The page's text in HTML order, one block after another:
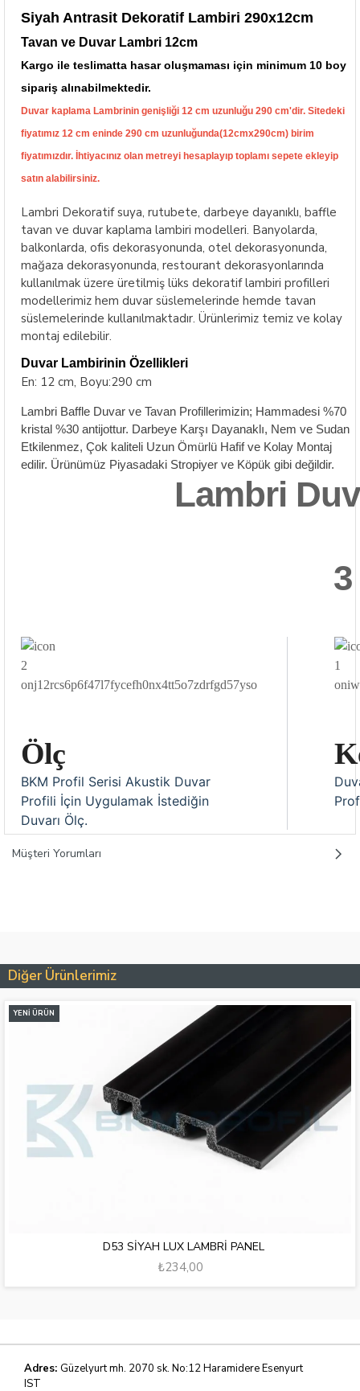
Siyah Antrasit Dekoratif Lambiri 290x12cm
Tavan ve Duvar Lambri 12cm
Kargo ile teslimatta hasar oluşmaması için minimum 10 boy
sipariş alınabilmektedir.
Duvar kaplama Lambrinin genişliği 12 cm uzunluğu 290 cm'dir. Sitedeki
fiyatımız 12 cm eninde 290 cm uzunluğunda(12cmx290cm) birim
fiyatımızdır. İhtiyacınız olan metreyi hesaplayıp toplamı sepete ekleyip
satın alabilirsiniz.
Lambri Dekoratif suya, rutubete, darbeye dayanıklı, baffle
tavan ve duvar kaplama lambiri modelleri. Banyolarda,
balkonlarda, ofis dekorasyonunda, otel dekorasyonunda,
mağaza dekorasyonunda, restourant dekorasyonlarında
kullanılmak üzere üretilmiş lüks dekoratif lambiri profilleri
modellerimiz hem duvar süslemelerinde hemde tavan
süslemelerinde kullanılmaktadır. Ürünlerimiz temiz ve kolay
montaj edilebilir.
Duvar Lambirinin Özellikleri
En: 12 cm, Boyu:290 cm
Lambri Baffle Duvar ve Tavan Profillerimizin; Hammadesi %70
kristal %30 antijottur. Darbeye Karşı Dayanaklı, Nem ve Sudan
Etkilenmez, Çok kaliteli Uzun Ömürlü Hafif ve Kolay Montaj
edilir. Ürünümüz Piyasadaki Stropiyer ve Köpük gibi değildir.
Lambri
Ölç
BKM Profil Serisi Akustik Duvar
Profili İçin Uygulamak İstediğin
Duvarı Ölç.
Müşteri Yorumları
Diğer Ürünlerimiz
YENI ÜRÜN
D53 SİYAH LUX LAMBRİ PANEL
₺234,00
Adres: Güzelyurt mh. 2070 sk. No:12 Haramidere Esenyurt
IST